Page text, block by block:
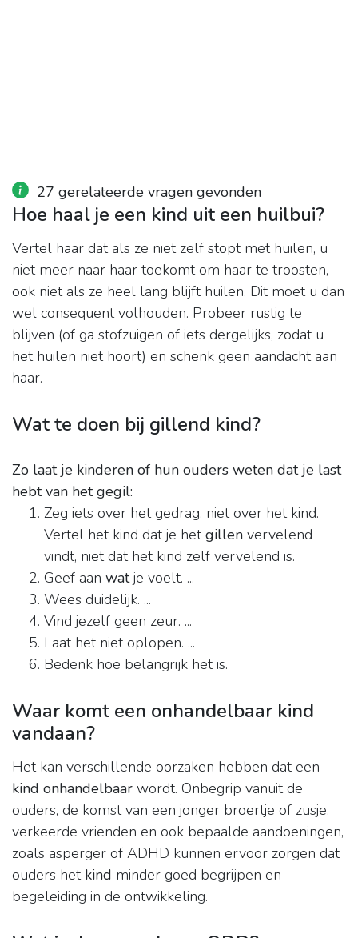
27 gerelateerde vragen gevonden
Hoe haal je een kind uit een huilbui?
Vertel haar dat als ze niet zelf stopt met huilen, u
niet meer naar haar toekomt om haar te troosten,
ook niet als ze heel lang blijft huilen. Dit moet u dan
wel consequent volhouden. Probeer rustig te
blijven (of ga stofzuigen of iets dergelijks, zodat u
het huilen niet hoort) en schenk geen aandacht aan
haar.
Wat te doen bij gillend kind?
Zo laat je kinderen of hun ouders weten dat je last
hebt van het gegil:
Zeg iets over het gedrag, niet over het kind.
Vertel het kind dat je hetgillen vervelend
vindt, niet dat het kind zelf vervelend is.
Geef aan watje voelt. ...
Wees duidelijk. ...
Vind jezelf geen zeur. ...
Laat het niet oplopen. ...
Bedenk hoe belangrijk het is.
Waar komt een onhandelbaar kind
vandaan?
Het kan verschillende oorzaken hebben dat een
kind onhandelbaar wordt. Onbegrip vanuit de
ouders, de komst van een jonger broertje of zusje,
verkeerde vrienden en ook bepaalde aandoeningen,
zoals asperger of ADHD kunnen ervoor zorgen dat
ouders het kind minder goed begrijpen en
begeleiding in de ontwikkeling.